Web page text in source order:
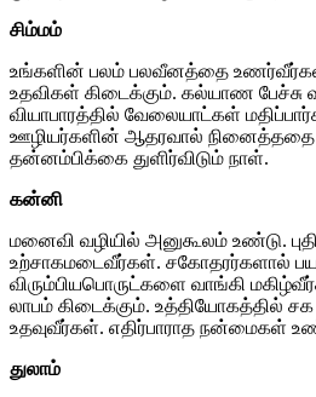
சிம்மம்
உங்களின் பலம் பலவீனத்தை
உதவிகள் கிடைக்கும். கல்யாண பேச்சு
வியாபாரத்தில் வேலையாட்கள்
ஊழியர்களின் ஆதரவால் நினைத்ததை
தன்னம்பிக்கை துளிர்விடும் நாள்.
கன்னி
மனைவி வழியில் அனுகூலம் உண்டு.
உற்சாகமடைவீர்கள். சகோதரர்களால்
விரும்பியபொருட்களை வாங்கி
லாபம் கிடைக்கும். உத்தியோகத்தில்
உதவுவீர்கள். எதிர்பாராத நன்மைகள்
துலாம்